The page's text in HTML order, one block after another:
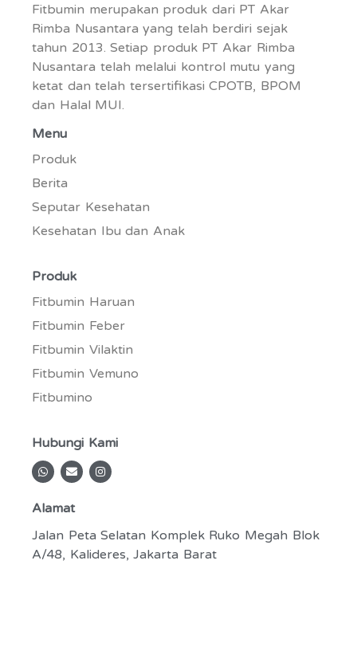
Fitbumin merupakan produk dari PT Akar
Rimba Nusantara yang telah berdiri sejak
tahun 2013. Setiap produk PT Akar Rimba
Nusantara telah melalui kontrol mutu yang
ketat dan telah tersertifikasi CPOTB, BPOM
dan Halal MUI.
Menu
Produk
Berita
Seputar Kesehatan
Kesehatan Ibu dan Anak
Produk
Fitbumin Haruan
Fitbumin Feber
Fitbumin Vilaktin
Fitbumin Vemuno
Fitbumino
Hubungi Kami
W
h
a
s
p
p
E
n
v
l
p
e
I
n
s
r
a
m
Alamat
Jalan Peta Selatan Komplek Ruko Megah Blok
A/48, Kalideres, Jakarta Barat